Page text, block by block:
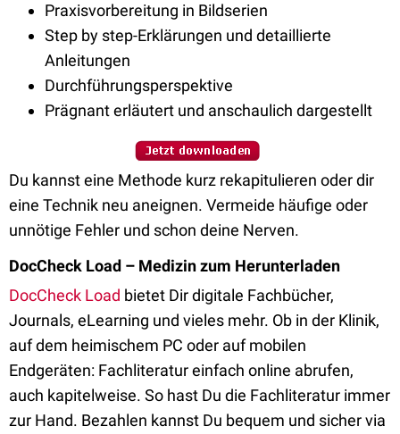
Praxisvorbereitung in Bildserien
Step by step-Erklärungen und detaillierte
Anleitungen
Durchführungsperspektive
Prägnant erläutert und anschaulich dargestellt
Du kannst eine Methode kurz rekapitulieren oder dir
eine Technik neu aneignen. Vermeide häufige oder
unnötige Fehler und schon deine Nerven.
DocCheck Load – Medizin zum Herunterladen
DocCheck Load bietet Dir digitale Fachbücher,
Journals, eLearning und vieles mehr. Ob in der Klinik,
auf dem heimischem PC oder auf mobilen
Endgeräten: Fachliteratur einfach online abrufen,
auch kapitelweise. So hast Du die Fachliteratur immer
zur Hand. Bezahlen kannst Du bequem und sicher via